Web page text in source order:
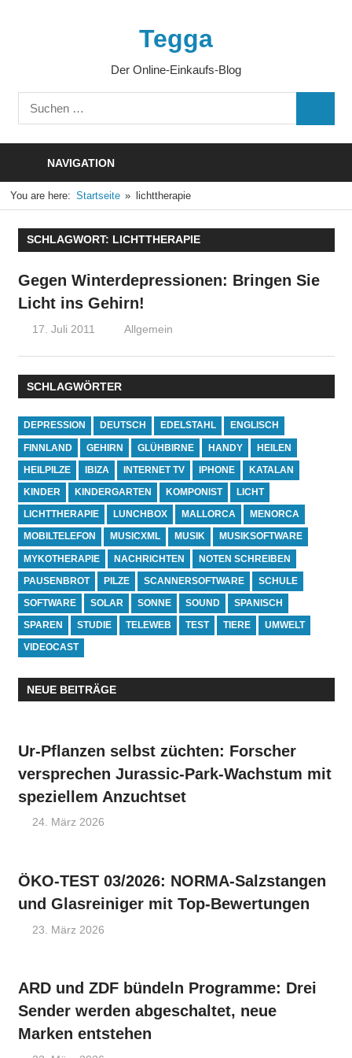
Tegga
Der Online-Einkaufs-Blog
Suchen
nach:
NAVIGATION
You are here: Startseite lichttherapie
SCHLAGWORT: LICHTTHERAPIE
Gegen Winterdepressionen: Bringen Sie
Licht ins Gehirn!
17. Juli 2011 Thomas
Allgemein
SCHLAGWÖRTER
DEPRESSION DEUTSCH EDELSTAHL ENGLISCH
FINNLAND GEHIRN GLÜHBIRNE HANDY HEILEN
HEILPILZE IBIZA INTERNET TV IPHONE KATALAN
KINDER KINDERGARTEN KOMPONIST LICHT
LICHTTHERAPIE LUNCHBOX MALLORCA MENORCA
MOBILTELEFON MUSICXML MUSIK MUSIKSOFTWARE
MYKOTHERAPIE NACHRICHTEN NOTEN SCHREIBEN
PAUSENBROT PILZE SCANNERSOFTWARE SCHULE
SOFTWARE SOLAR SONNE SOUND SPANISCH
SPAREN STUDIE TELEWEB TEST TIERE UMWELT
VIDEOCAST
NEUE BEITRÄGE
Ur-Pflanzen selbst züchten: Forscher
versprechen Jurassic-Park-Wachstum mit
speziellem Anzuchtset
24. März 2026
ÖKO-TEST 03/2026: NORMA-Salzstangen
und Glasreiniger mit Top-Bewertungen
23. März 2026
ARD und ZDF bündeln Programme: Drei
Sender werden abgeschaltet, neue
Marken entstehen